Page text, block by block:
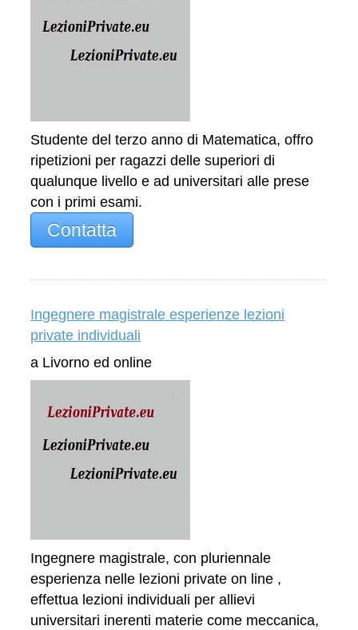
Studente del terzo anno di Matematica, offro
ripetizioni per ragazzi delle superiori di
qualunque livello e ad universitari alle prese
con i primi esami.
Contatta
Ingegnere magistrale esperienze lezioni
private individuali
a Livorno ed online
Ingegnere magistrale, con pluriennale
esperienza nelle lezioni private on line ,
effettua lezioni individuali per allievi
universitari inerenti materie come meccanica,